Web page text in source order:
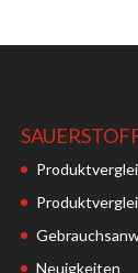
Neuigkeiten